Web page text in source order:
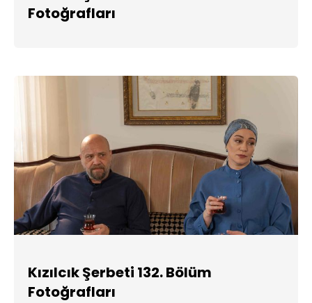
Fotoğrafları
Kızılcık Şerbeti 132. Bölüm
Fotoğrafları